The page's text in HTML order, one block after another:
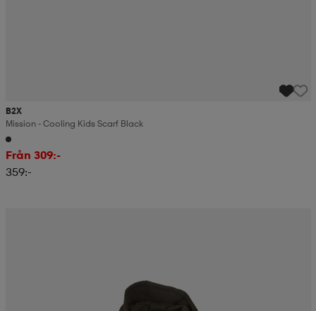
B2X
Mission - Cooling Kids Scarf Black
Från 309:-
359:-